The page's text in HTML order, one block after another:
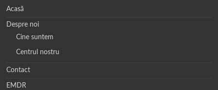
Acasă
Despre noi
Cine suntem
Centrul nostru
Contact
EMDR